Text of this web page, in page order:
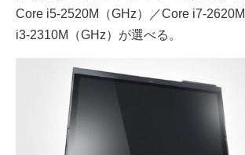
Core i5-2520M（GHz）／Core i7-
i3-2310M（GHz）が選べる。